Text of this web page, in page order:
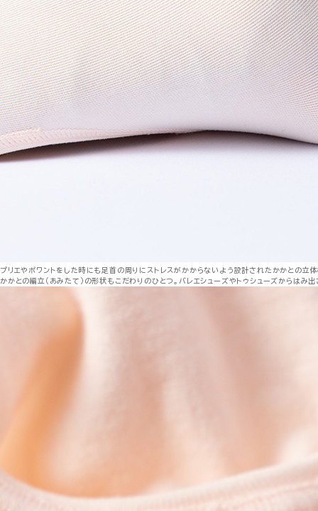
プリエやポワントをした時にも足首の周りにストレスがかからないよう設計されたかかとの
かかとの編立（あみたて）の形状もこだわりのひとつ。バレエシューズやトゥシューズからはみ